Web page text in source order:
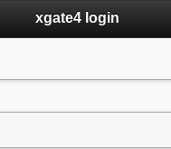
xgate4 login